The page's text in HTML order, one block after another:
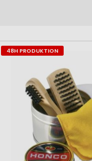
48H PRODUKTION